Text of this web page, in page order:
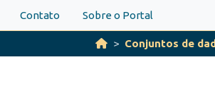
Contato Sobre o Portal
Conjuntos de